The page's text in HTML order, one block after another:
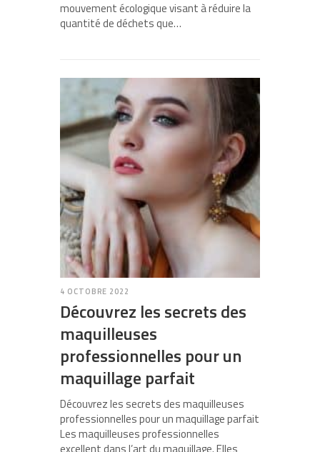
mouvement écologique visant à réduire la
quantité de déchets que…
4 OCTOBRE 2022
Découvrez les secrets des
maquilleuses
professionnelles pour un
maquillage parfait
Découvrez les secrets des maquilleuses
professionnelles pour un maquillage parfait
Les maquilleuses professionnelles